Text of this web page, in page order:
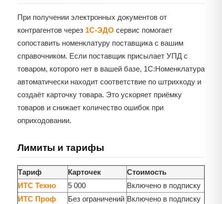
При получении электронных документов от
контрагентов через 1С-ЭДО сервис помогает
сопоставить номенклатуру поставщика с вашим
справочником. Если поставщик присылает УПД с
товаром, которого нет в вашей базе, 1С:Номенклатура
автоматически находит соответствие по штрихкоду и
создаёт карточку товара. Это ускоряет приёмку
товаров и снижает количество ошибок при
оприходовании.
Лимиты и тарифы
Тариф Карточек
Стоимость
ИТС Техно
5 000
Включено в подписку
ИТС Проф
Без ограничений Включено в подписку